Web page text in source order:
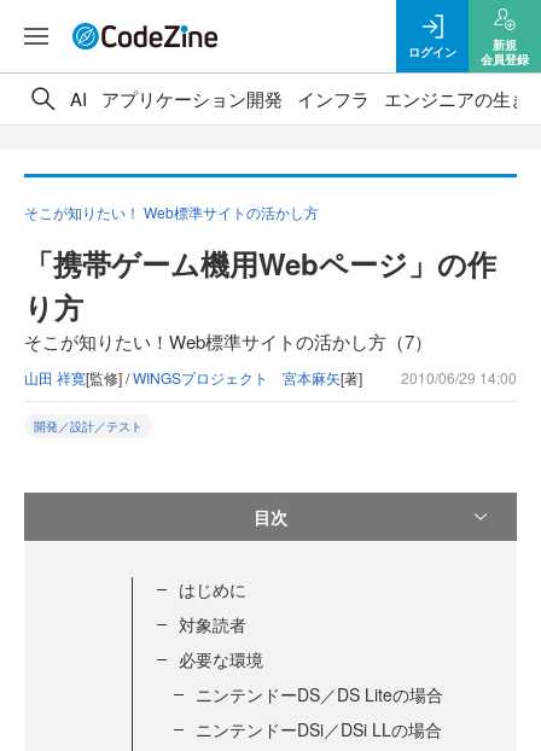
ログイン
新規
会員登録
AI アプリケーション開発 インフラ エンジニアの生き
そこが知りたい！ Web標準サイトの活かし方
「携帯ゲーム機用Webページ」の作
り方
そこが知りたい！Web標準サイトの活かし方（7）
山田 祥寛[監修] /WINGSプロジェクト 宮本麻矢[著] 2010/06/29 14:00
開発／設計／テスト
目次
はじめに
対象読者
必要な環境
ニンテンドーDS／DS Liteの場合
ニンテンドーDSi／DSi LLの場合